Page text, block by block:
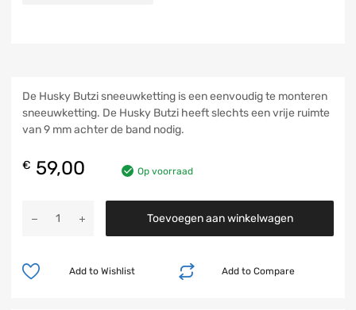
De Husky Butzi sneeuwketting is een eenvoudig te monteren
sneeuwketting. De Husky Butzi heeft slechts een vrije ruimte
van 9 mm achter de band nodig.
€ 59,00 Op voorraad
Toevoegen aan winkelwagen
Add to Compare
Add to Wishlist